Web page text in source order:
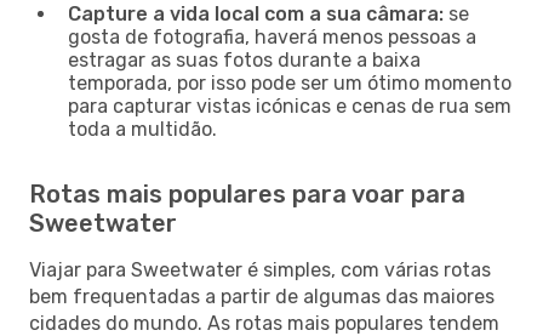
Capture a vida local com a sua câmara: se
gosta de fotografia, haverá menos pessoas a
estragar as suas fotos durante a baixa
temporada, por isso pode ser um ótimo momento
para capturar vistas icónicas e cenas de rua sem
toda a multidão.
Rotas mais populares para voar para
Sweetwater
Viajar para Sweetwater é simples, com várias rotas
bem frequentadas a partir de algumas das maiores
cidades do mundo. As rotas mais populares tendem